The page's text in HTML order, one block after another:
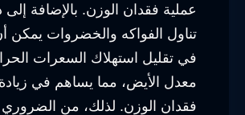
عملية فقدان الوزن. بالإضافة إلى
تناول الفواكه والخضروات يمكن
في تقليل استهلاك السعرات
معدل الأيض، مما يساهم في
فقدان الوزن. لذلك، من